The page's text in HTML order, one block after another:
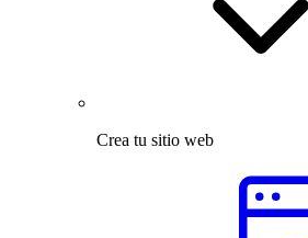
Crea tu sitio web